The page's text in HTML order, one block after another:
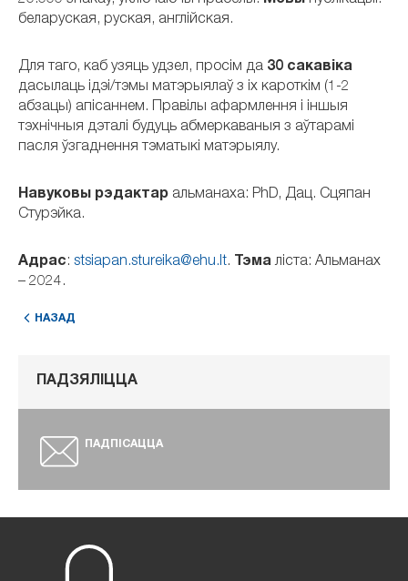
беларуская, руская, англійская.
Для таго, каб узяць удзел, просім да 30 сакавіка
дасылаць ідэі/тэмы матэрыялаў з іх кароткім (1-2
абзацы) апісаннем. Правілы афармлення і іншыя
тэхнічныя дэталі будуць абмеркаваныя з аўтарамі
пасля ўзгаднення тэматыкі матэрыялу.
Навуковы рэдактар альманаха: PhD, Дац. Сцяпан
Стурэйка.
Адрас: stsiapan.stureika@ehu.lt. Тэмаліста: Альманах
– 2024.
НАЗАД
ПАДЗЯЛІЦЦА
ПАДПІСАЦЦА